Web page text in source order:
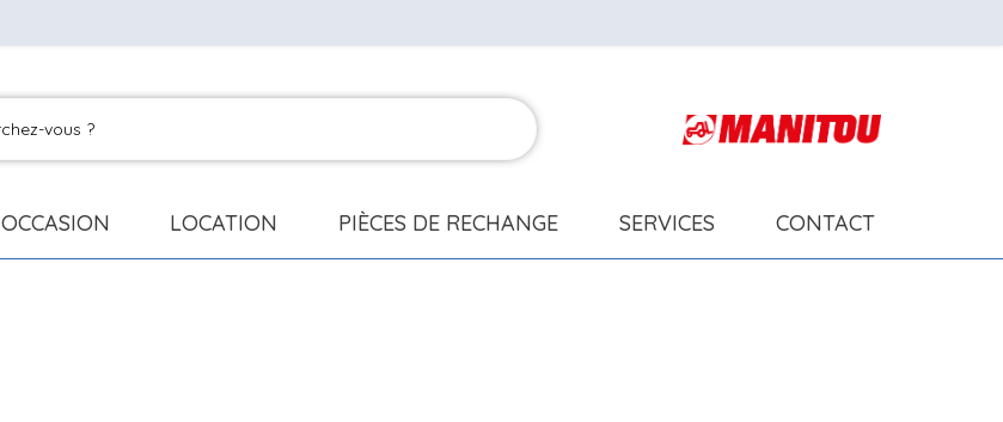
OCCASION LOCATION PIÈCES DE RECHANGE SERVICES CONTACT